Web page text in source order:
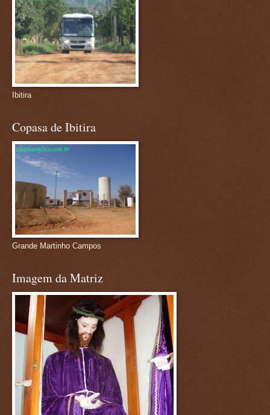
Ibitira
Copasa de Ibitira
Grande Martinho Campos
Imagem da Matriz